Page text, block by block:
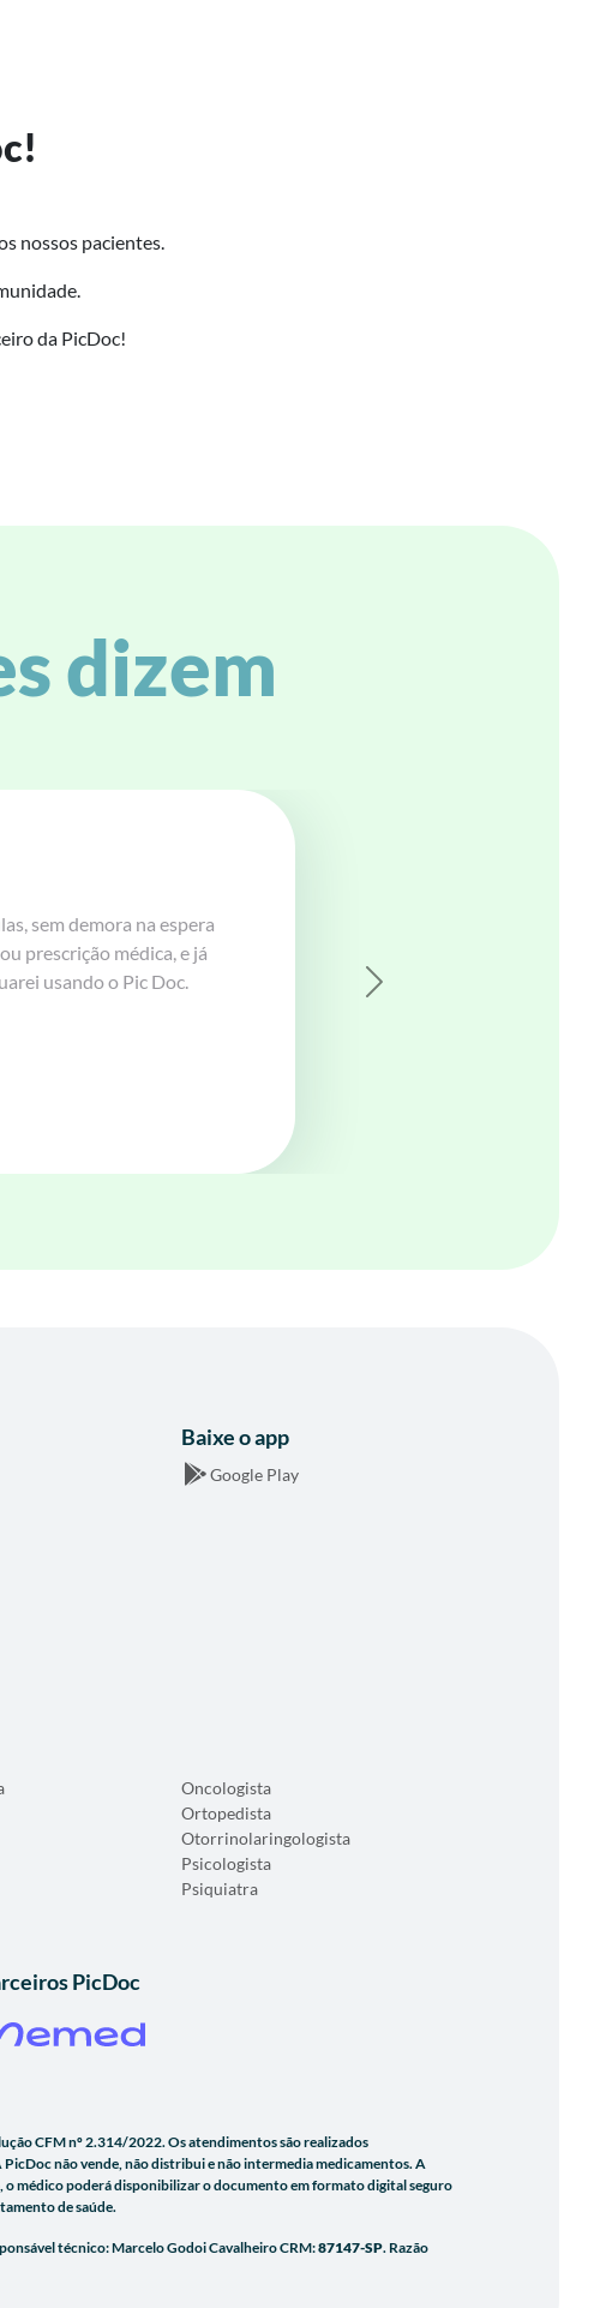
nossos pacientes.
da PicDoc!
dizem
e competente. A teleconsulta por vídeo foi
Gustavo e equipe PicDoc!
Next
Baixe o app
Google Play
Oncologista
Ortopedista
Otorrinolaringologista
Psicologista
Psiquiatra
PicDoc
CFM nº 2.314/2022. Os atendimentos são realizados
não vende, não distribui e não intermedia medicamentos. A
médico poderá disponibilizar o documento em formato digital seguro
de saúde.
técnico: Marcelo Godoi Cavalheiro CRM:87147-SP. Razão